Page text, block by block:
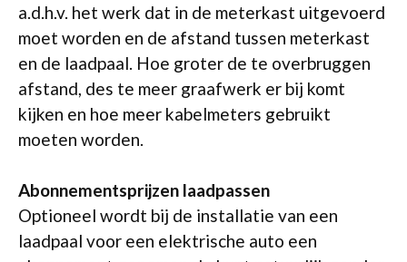
a.d.h.v. het werk dat in de meterkast uitgevoerd
moet worden en de afstand tussen meterkast
en de laadpaal. Hoe groter de te overbruggen
afstand, des te meer graafwerk er bij komt
kijken en hoe meer kabelmeters gebruikt
moeten worden.
Abonnementsprijzen laadpassen
Optioneel wordt bij de installatie van een
laadpaal voor een elektrische auto een